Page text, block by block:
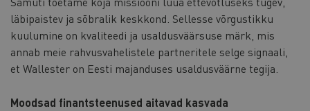
läbipaistev ja sõbralik keskkond. Sellesse võrgustikku
kuulumine on kvaliteedi ja usaldusväärsuse märk, mis
annab meie rahvusvahelistele partneritele selge signaali,
et Wallester on Eesti majanduses usaldusväärne tegija.
Moodsad finantsteenused aitavad kasvada